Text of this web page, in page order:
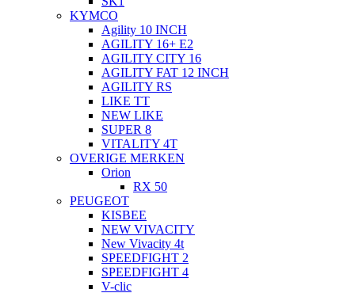
KYMCO
Agility 10 INCH
AGILITY 16+ E2
AGILITY CITY 16
AGILITY FAT 12 INCH
AGILITY RS
LIKE TT
NEW LIKE
SUPER 8
VITALITY 4T
OVERIGE MERKEN
Orion
RX 50
PEUGEOT
KISBEE
NEW VIVACITY
New Vivacity 4t
SPEEDFIGHT 2
SPEEDFIGHT 4
V-clic